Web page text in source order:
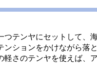
つテンヤにセットして、
ンションをかけながら落
軽さのテンヤを使えば、